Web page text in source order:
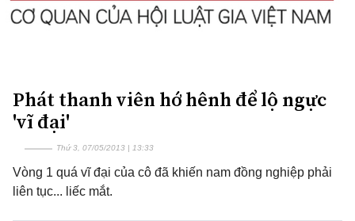
Phát thanh viên hớ hênh để lộ ngực
'vĩ đại'
Thứ 3, 07/05/2013 | 13:33
Vòng 1 quá vĩ đại của cô đã khiến nam đồng nghiệp phải
liên tục... liếc mắt.